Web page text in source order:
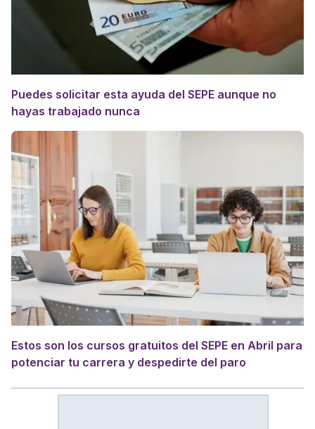
Puedes solicitar esta ayuda del SEPE aunque no
hayas trabajado nunca
Estos son los cursos gratuitos del SEPE en Abril para
potenciar tu carrera y despedirte del paro